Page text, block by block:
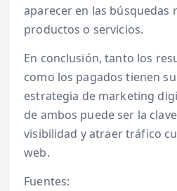
aparecer en las búsquedas
productos o servicios.
En conclusión, tanto los
como los pagados tienen
estrategia de marketing
de ambos puede ser la
visibilidad y atraer tráfico
web.
Fuentes: